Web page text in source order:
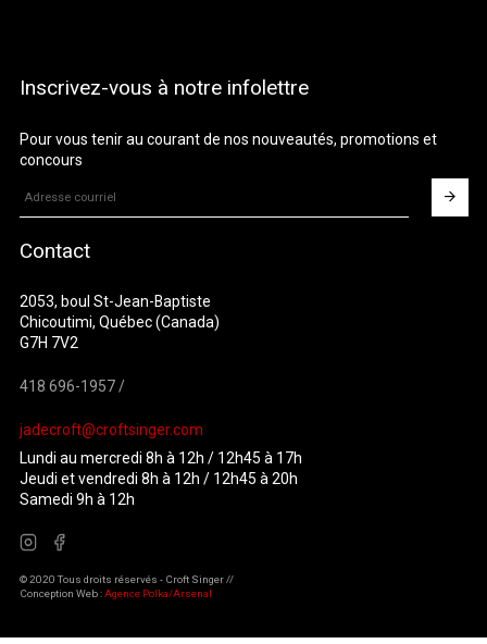
Inscrivez-vous à notre infolettre
Pour vous tenir au courant de nos nouveautés, promotions et
concours
Contact
2053, boul St-Jean-Baptiste
Chicoutimi, Québec (Canada)
G7H 7V2
418 696-1957 /
jadecroft@croftsinger.com
Lundi au mercredi 8h à 12h / 12h45 à 17h
Jeudi et vendredi 8h à 12h / 12h45 à 20h
Samedi 9h à 12h
© 2020 Tous droits réservés - Croft Singer //
Conception Web :Agence Polka/Arsenal